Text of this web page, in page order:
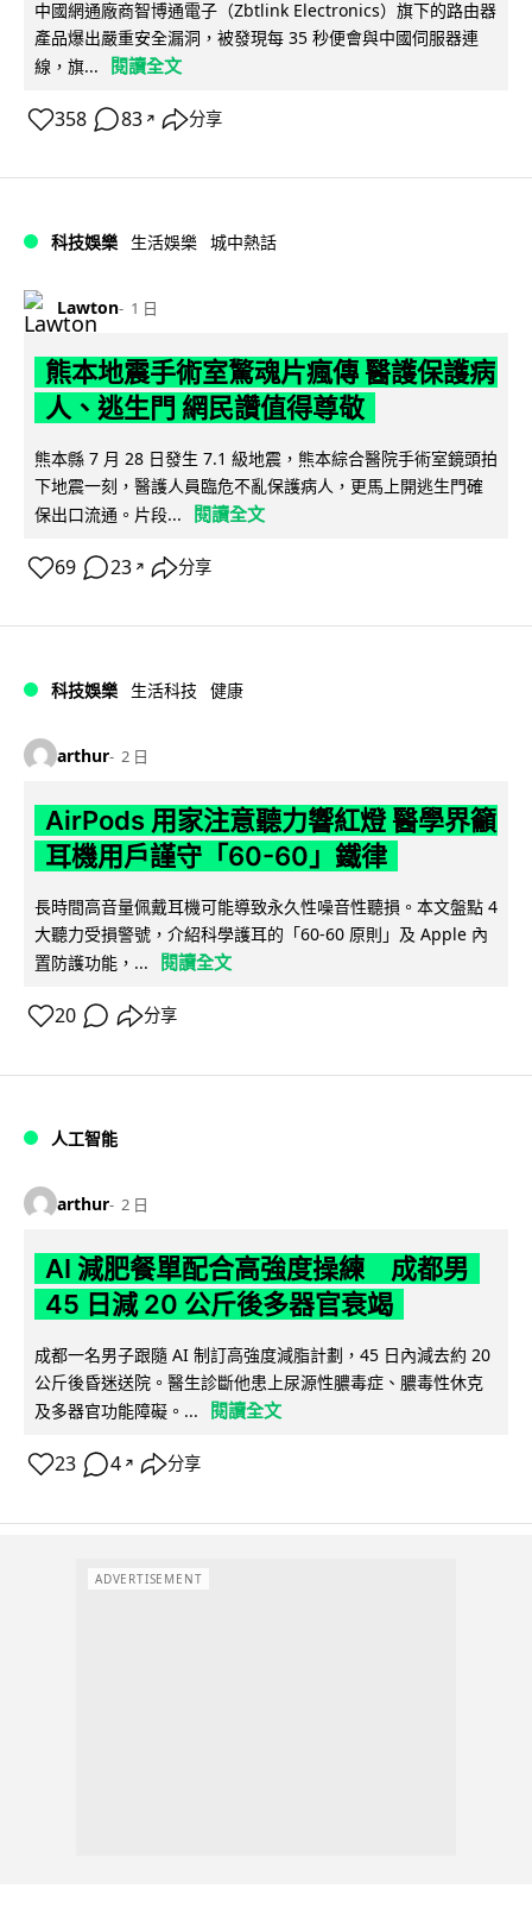
中國網通廠商智博通電子（Zbtlink Electronics）旗下的路由器
產品爆出嚴重安全漏洞，被發現每 35 秒便會與中國伺服器連
線，旗...
閱讀全文
358 83 ↗ 分享
科技娛樂 生活娛樂 城中熱話
Lawton 1 日
熊本地震手術室驚魂片瘋傳 醫護保護病
人、逃生門 網民讚值得尊敬
熊本縣 7 月 28 日發生 7.1 級地震，熊本綜合醫院手術室鏡頭拍
下地震一刻，醫護人員臨危不亂保護病人，更馬上開逃生門確
保出口流通。片段...
閱讀全文
69 23 ↗ 分享
科技娛樂 生活科技 健康
arthur 2 日
AirPods 用家注意聽力響紅燈 醫學界籲
耳機用戶謹守「60-60」鐵律
長時間高音量佩戴耳機可能導致永久性噪音性聽損。本文盤點 4
大聽力受損警號，介紹科學護耳的「60-60 原則」及 Apple 內
置防護功能，...
閱讀全文
20 分享
人工智能
arthur 2 日
AI 減肥餐單配合高強度操練 成都男
45 日減 20 公斤後多器官衰竭
成都一名男子跟隨 AI 制訂高強度減脂計劃，45 日內減去約 20
公斤後昏迷送院。醫生診斷他患上尿源性膿毒症、膿毒性休克
及多器官功能障礙。...
閱讀全文
23 4 ↗ 分享
ADVERTISEMENT